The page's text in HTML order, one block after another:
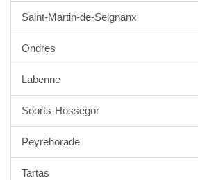
Saint-Martin-de-Seignanx
Ondres
Labenne
Soorts-Hossegor
Peyrehorade
Tartas